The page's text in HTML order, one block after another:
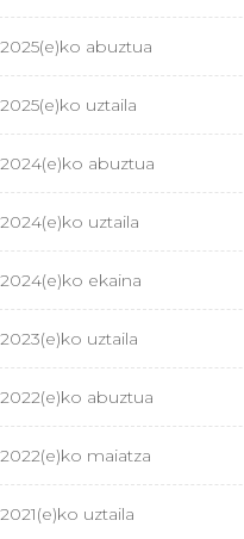
2025(e)ko abuztua
2025(e)ko uztaila
2024(e)ko abuztua
2024(e)ko uztaila
2024(e)ko ekaina
2023(e)ko uztaila
2022(e)ko abuztua
2022(e)ko maiatza
2021(e)ko uztaila